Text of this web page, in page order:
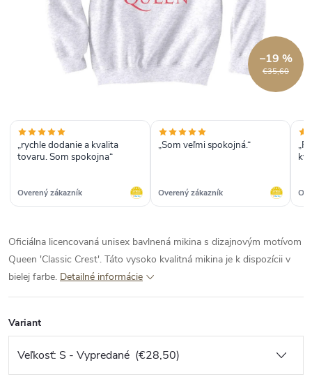
€35,60
–19 %
„rychle dodanie a kvalita
tovaru. Som spokojna“
Overený zákazník
„Som veľmi spokojná.“
Overený zákazník
Oficiálna licencovaná unisex bavlnená mikina s dizajnovým motívom
Queen 'Classic Crest'. Táto vysoko kvalitná mikina je k dispozícii v
bielej farbe. Detailné informácie
Variant